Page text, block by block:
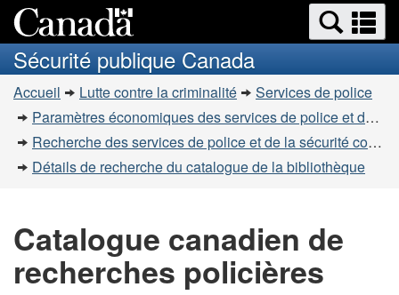
au
contenu
principal
à
la
version
HTML
simplifiée
Recherche
et
menus
et
Sécurité publique Canada
Vous
êtes
ici
Accueil Lutte contre la criminalité
Services de police
Paramètres économiques des services de police et de la sécurité communautaire
Recherche des services de police et de la sécurité communautaire
Détails de recherche du catalogue de la bibliothèque
Catalogue canadien de
recherches policières